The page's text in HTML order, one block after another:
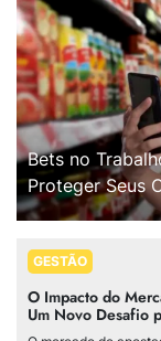
Bets no
Proteger Seus
GESTÃO
O Impacto do
Um Novo Desafio